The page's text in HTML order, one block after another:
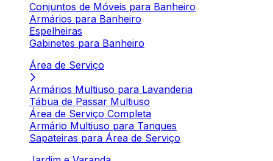
Conjuntos de Móveis para Banheiro
Armários para Banheiro
Espelheiras
Gabinetes para Banheiro
Área de Serviço
Armários Multiuso para Lavanderia
Tábua de Passar Multiuso
Área de Serviço Completa
Armário Multiuso para Tanques
Sapateiras para Área de Serviço